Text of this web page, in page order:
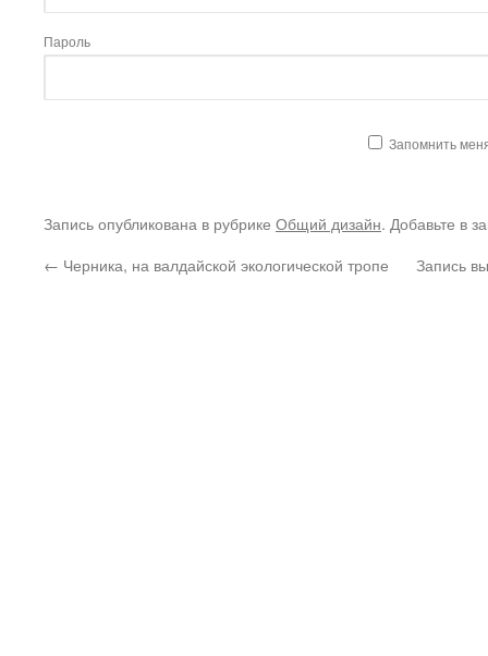
Пароль
Запомнить
Запись опубликована в рубрике Общий дизайн. Добавьте в
← Черника, на валдайской экологической тропе Запись